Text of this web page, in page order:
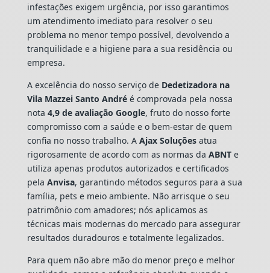
infestações exigem urgência, por isso garantimos
um atendimento imediato para resolver o seu
problema no menor tempo possível, devolvendo a
tranquilidade e a higiene para a sua residência ou
empresa.
A excelência do nosso serviço de Dedetizadora na
Vila Mazzei Santo Andréé comprovada pela nossa
nota 4,9 de avaliação Google, fruto do nosso forte
compromisso com a saúde e o bem-estar de quem
confia no nosso trabalho. A Ajax Soluçõesatua
rigorosamente de acordo com as normas da ABNTe
utiliza apenas produtos autorizados e certificados
pela Anvisa, garantindo métodos seguros para a sua
família, pets e meio ambiente. Não arrisque o seu
patrimônio com amadores; nós aplicamos as
técnicas mais modernas do mercado para assegurar
resultados duradouros e totalmente legalizados.
Para quem não abre mão do menor preço e melhor